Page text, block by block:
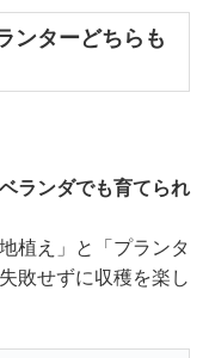
ンターどちらも
ランダでも育てられ
植え」と「プランタ
敗せずに収穫を楽し